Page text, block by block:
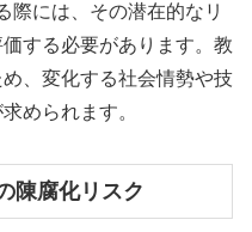
際には、その潜在的なリ
する必要があります。教
、変化する社会情勢や技
められます。
陳腐化リスク